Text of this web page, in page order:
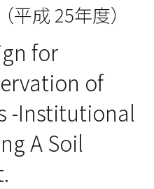
成 25年度）
for
of
-Institutional
A Soil